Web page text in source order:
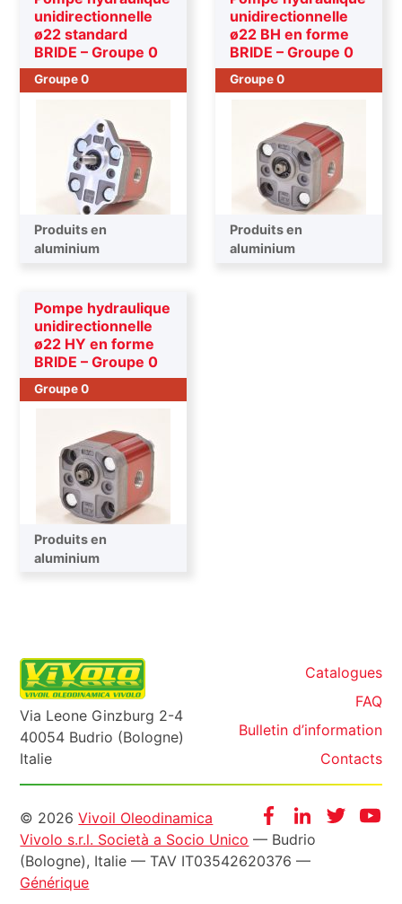
unidirectionnelle
ø22 standard
BRIDE – Groupe 0
Groupe 0
Produits en
aluminium
unidirectionnelle
ø22 BH en forme
BRIDE – Groupe 0
Groupe 0
Produits en
aluminium
Pompe hydraulique
unidirectionnelle
ø22 HY en forme
BRIDE – Groupe 0
Groupe 0
Produits en
aluminium
Via Leone Ginzburg 2-4
40054 Budrio (Bologne)
Italie
Catalogues
FAQ
Bulletin d’information
Contacts
FacebookInstagram
Twitter
Informazioni
legali
© 2026Vivoil Oleodinamica
Vivolo s.r.l. Società a Socio Unico — Budrio
(Bologne), Italie — TAV IT03542620376 —
Générique